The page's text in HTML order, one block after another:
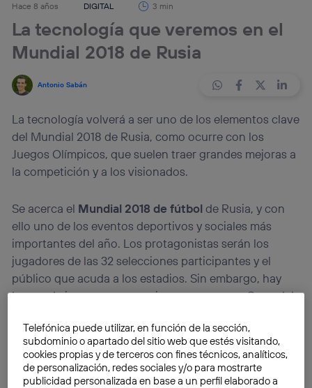
Hace 8 años DIGITAL 3 min
La tecnología que veremos en el
Mundial 2018 de Rusia
Antonio Sabán
La tecnología volverá a ser uno de los elementos clave
del Mundial 2018 de Rusia, como ocurre con los
Juegos Olímpicos, que suelen traer grandes mejoras a
la competición y a los visionados.
Se acerca el Mundial 2018 de fútbolde Rusia, y con
ello uno de los eventos deportivos y sociales más
importantes del año. Los protagonistas serán los
jugadores de las 32 selecciones participantes y el
público que acuda a los estadios. Sin embargo, hay
lances de juego que, por primera vez en una Copa del
tecnología. Además, la experiencia de los
espectadores que vean la competición desde sus
casas será mejor que nunca, gracias a la llegada de las
retransmisiones en 4K.
Telefónica puede utilizar, en función de la sección,
subdominio o apartado del sitio web que estés visitando,
cookies propias y de terceros con fines técnicos, analíticos,
de personalización, redes sociales y/o para mostrarte
publicidad personalizada en base a un perfil elaborado a